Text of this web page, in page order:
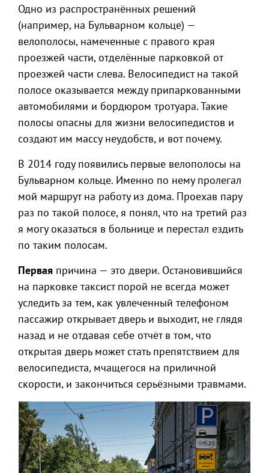
Одно из распространённых решений
(например, на Бульварном кольце) —
велополосы, намеченные с правого края
проезжей части, отделённые парковкой от
проезжей части слева. Велосипедист на такой
полосе оказывается между припаркованными
автомобилями и бордюром тротуара. Такие
полосы опасны для жизни велосипедистов и
создают им массу неудобств, и вот почему.
В 2014 году появились первые велополосы на
Бульварном кольце. Именно по нему пролегал
мой маршрут на работу из дома. Проехав пару
раз по такой полосе, я понял, что на третий раз
я могу оказаться в больнице и перестал ездить
по таким полосам.
Первая причина — это двери. Остановившийся
на парковке таксист порой не всегда может
уследить за тем, как увлеченный телефоном
пассажир открывает дверь и выходит, не глядя
назад и не отдавая себе отчёт в том, что
открытая дверь может стать препятствием для
велосипедиста, мчащегося на приличной
скорости, и закончиться серьёзными травмами.